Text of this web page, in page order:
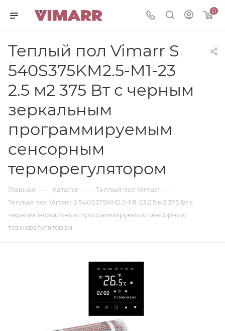
0
Теплый пол Vimarr S
540S375KM2.5-M1-23
2.5 м2 375 Вт с черным
зеркальным
программируемым
сенсорным
терморегулятором
Главная — Каталог — Теплый пол Vimarr —
Теплый пол Vimarr S 540S375KM2.5-M1-23 2.5 м2 375 Вт с
черным зеркальным программируемым сенсорным
терморегулятором